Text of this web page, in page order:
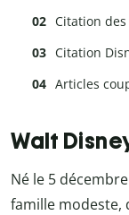
Citation
Citation
Articles
Walt
Né le 5
famille modeste,